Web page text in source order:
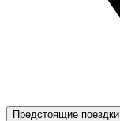
Предстоящие поездки